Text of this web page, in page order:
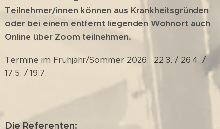
Teilnehmer/innen können aus Krankheitsgründen
oder bei einem entfernt liegenden Wohnort auch
Online über Zoom teilnehmen.
Termine im Frühjahr/Sommer 2026: 22.3. / 26.4. /
17.5. / 19.7.
Die Referenten: